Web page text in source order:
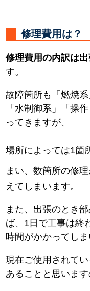
修理費用は？
修理費用の内訳は
す。
故障箇所も「燃焼
「水制御系」「操
ってきますが、
場所によっては1箇
まい、数箇所の修理
えてしまいます。
また、出張のとき
ば、1日で工事は終
時間がかかってしま
現在ご使用されて
あることと思います